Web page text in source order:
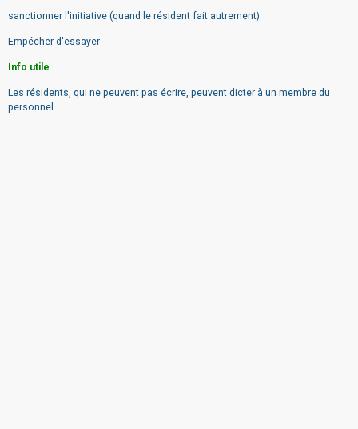
sanctionner l'initiative (quand le résident fait autrement)
Empécher d'essayer
Info utile
Les résidents, qui ne peuvent pas écrire, peuvent dicter à un membre du
personnel